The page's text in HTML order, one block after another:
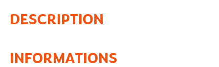
DESCRIPTION
INFORMATIONS